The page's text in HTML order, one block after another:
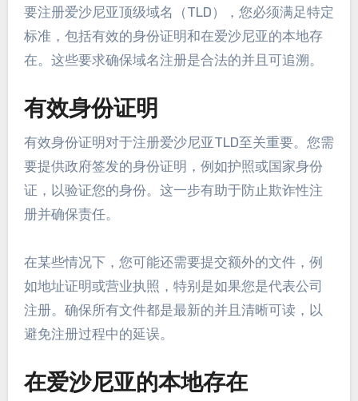
要注册爱沙尼亚顶级域名（TLD），您必须满足特定
标准，包括有效的身份证明和在爱沙尼亚的本地存
在。这些要求确保域名注册是合法的并且可追溯。
有效身份证明
有效身份证明对于注册爱沙尼亚TLD至关重要。您需
要提供政府签发的身份证明，例如护照或国家身份
证，以验证您的身份。这一步有助于防止欺诈性注
册并确保责任。
在某些情况下，您可能还需要提交额外的文件，例
如地址证明或营业执照，特别是如果您是代表公司
注册。确保所有文件都是最新的并且清晰可读，以
避免注册过程中的延误。
在爱沙尼亚的本地存在